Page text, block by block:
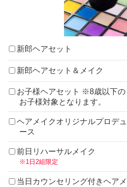
新郎ヘアセット
新郎ヘアセット＆メイク
お子様ヘアセット ※8歳以下の
お子様対象となります。
ヘアメイクオリジナルプロデュ
ース
前日リハーサルメイク
※1日2組限定
当日カウンセリング付きヘアメ